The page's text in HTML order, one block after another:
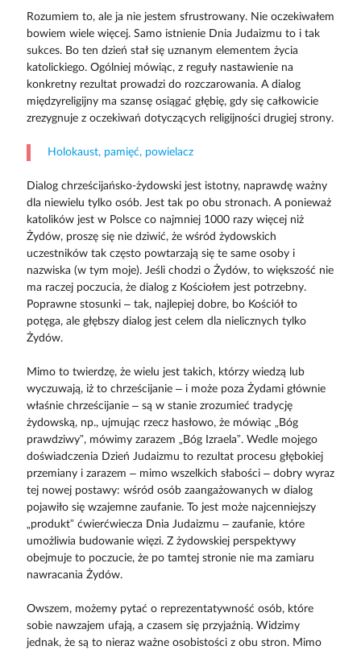
Rozumiem to, ale ja nie jestem sfrustrowany. Nie oczekiwałem
bowiem wiele więcej. Samo istnienie Dnia Judaizmu to i tak
sukces. Bo ten dzień stał się uznanym elementem życia
katolickiego. Ogólniej mówiąc, z reguły nastawienie na
konkretny rezultat prowadzi do rozczarowania. A dialog
międzyreligijny ma szansę osiągać głębię, gdy się całkowicie
zrezygnuje z oczekiwań dotyczących religijności drugiej strony.
Holokaust, pamięć, powielacz
Dialog chrześcijańsko-żydowski jest istotny, naprawdę ważny
dla niewielu tylko osób. Jest tak po obu stronach. A ponieważ
katolików jest w Polsce co najmniej 1000 razy więcej niż
Żydów, proszę się nie dziwić, że wśród żydowskich
uczestników tak często powtarzają się te same osoby i
nazwiska (w tym moje). Jeśli chodzi o Żydów, to większość nie
ma raczej poczucia, że dialog z Kościołem jest potrzebny.
Poprawne stosunki – tak, najlepiej dobre, bo Kościół to
potęga, ale głębszy dialog jest celem dla nielicznych tylko
Żydów.
Mimo to twierdzę, że wielu jest takich, którzy wiedzą lub
wyczuwają, iż to chrześcijanie – i może poza Żydami głównie
właśnie chrześcijanie – są w stanie zrozumieć tradycję
żydowską, np., ujmując rzecz hasłowo, że mówiąc „Bóg
prawdziwy”, mówimy zarazem „Bóg Izraela”. Wedle mojego
doświadczenia Dzień Judaizmu to rezultat procesu głębokiej
przemiany i zarazem – mimo wszelkich słabości – dobry wyraz
tej nowej postawy: wśród osób zaangażowanych w dialog
pojawiło się wzajemne zaufanie. To jest może najcenniejszy
„produkt” ćwierćwiecza Dnia Judaizmu – zaufanie, które
umożliwia budowanie więzi. Z żydowskiej perspektywy
obejmuje to poczucie, że po tamtej stronie nie ma zamiaru
nawracania Żydów.
Owszem, możemy pytać o reprezentatywność osób, które
sobie nawzajem ufają, a czasem się przyjaźnią. Widzimy
jednak, że są to nieraz ważne osobistości z obu stron. Mimo